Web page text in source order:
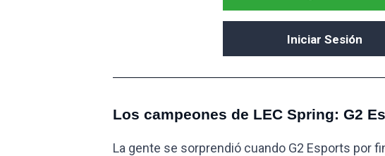
Iniciar Sesión
Los campeones de LEC Spring: G2
La gente se sorprendió cuando G2 Esports por